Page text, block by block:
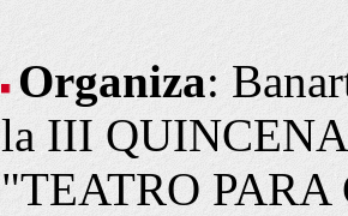
Organiza:
la III
"TEATRO